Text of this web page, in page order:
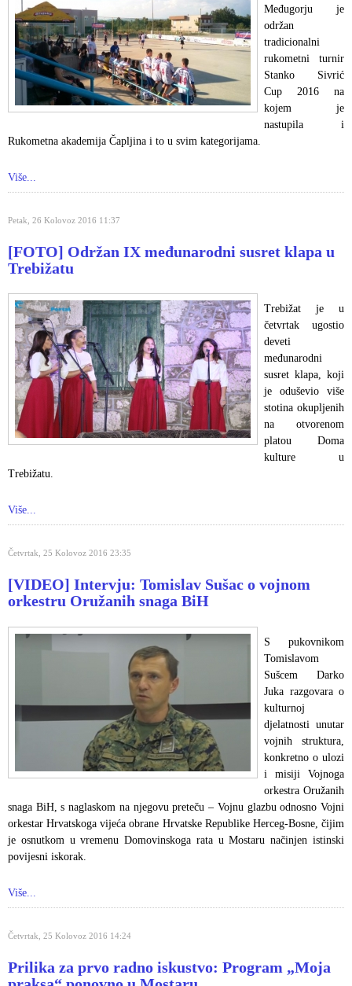
Međugorju je
održan
tradicionalni
rukometni turnir
Stanko Sivrić
Cup 2016 na
kojem je
nastupila i
Rukometna akademija Čapljina i to u svim kategorijama.
Više...
Petak, 26 Kolovoz 2016 11:37
[FOTO] Održan IX međunarodni susret klapa u
Trebižatu
Trebižat je u
četvrtak ugostio
deveti
međunarodni
susret klapa, koji
je oduševio više
stotina okupljenih
na otvorenom
platou Doma
kulture u
Trebižatu.
Više...
Četvrtak, 25 Kolovoz 2016 23:35
[VIDEO] Intervju: Tomislav Sušac o vojnom
orkestru Oružanih snaga BiH
S pukovnikom
Tomislavom
Sušcem Darko
Juka razgovara o
kulturnoj
djelatnosti unutar
vojnih struktura,
konkretno o ulozi
i misiji Vojnoga
orkestra Oružanih
snaga BiH, s naglaskom na njegovu preteču – Vojnu glazbu odnosno Vojni
orkestar Hrvatskoga vijeća obrane Hrvatske Republike Herceg-Bosne, čijim
je osnutkom u vremenu Domovinskoga rata u Mostaru načinjen istinski
povijesni iskorak.
Više...
Četvrtak, 25 Kolovoz 2016 14:24
Prilika za prvo radno iskustvo: Program „Moja